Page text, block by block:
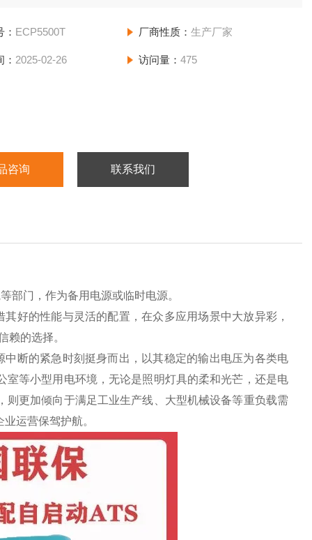
ECP5500T 厂商性质： 生产厂家
2025-02-26 访问量： 475
咨询 联系我们
部门，作为备用电源或临时电源。
好的性能与灵活的配置，在众多应用场景中大放异彩，
赖的选择。
断的紧急时刻挺身而出，以其稳定的输出电压为各类电
等小型用电环境，无论是照明灯具的柔和光芒，还是电
更加倾向于满足工业生产线、大型机械设备等重负载需
运营保驾护航。